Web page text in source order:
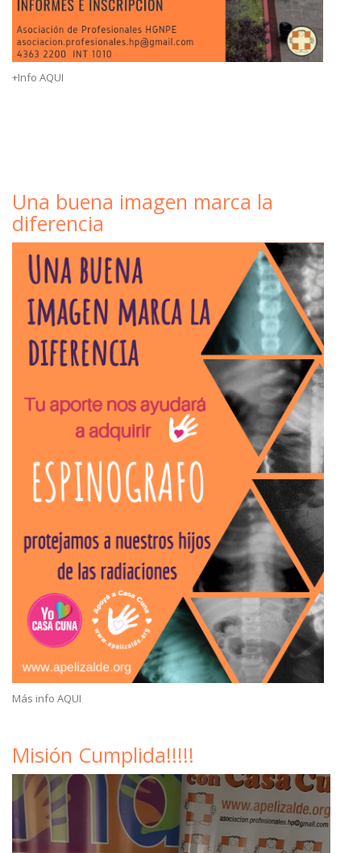
+Info AQUI
Una buena imagen marca la
diferencia
Más info AQUI
Misión Cumplida!!!!!